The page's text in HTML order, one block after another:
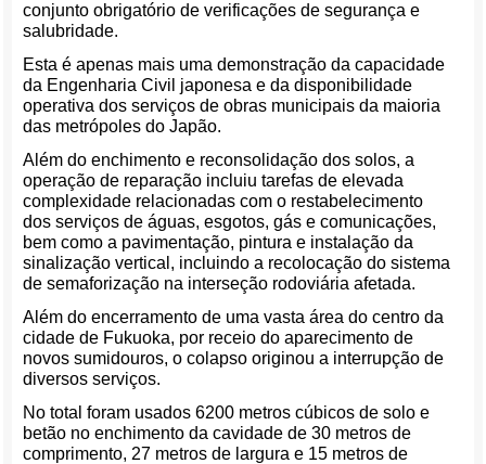
conjunto obrigatório de verificações de segurança e
salubridade.
Esta é apenas mais uma demonstração da capacidade
da Engenharia Civil japonesa e da disponibilidade
operativa dos serviços de obras municipais da maioria
das metrópoles do Japão.
Além do enchimento e reconsolidação dos solos, a
operação de reparação incluiu tarefas de elevada
complexidade relacionadas com o restabelecimento
dos serviços de águas, esgotos, gás e comunicações,
bem como a pavimentação, pintura e instalação da
sinalização vertical, incluindo a recolocação do sistema
de semaforização na interseção rodoviária afetada.
Além do encerramento de uma vasta área do centro da
cidade de Fukuoka, por receio do aparecimento de
novos sumidouros, o colapso originou a interrupção de
diversos serviços.
No total foram usados 6200 metros cúbicos de solo e
betão no enchimento da cavidade de 30 metros de
comprimento, 27 metros de largura e 15 metros de